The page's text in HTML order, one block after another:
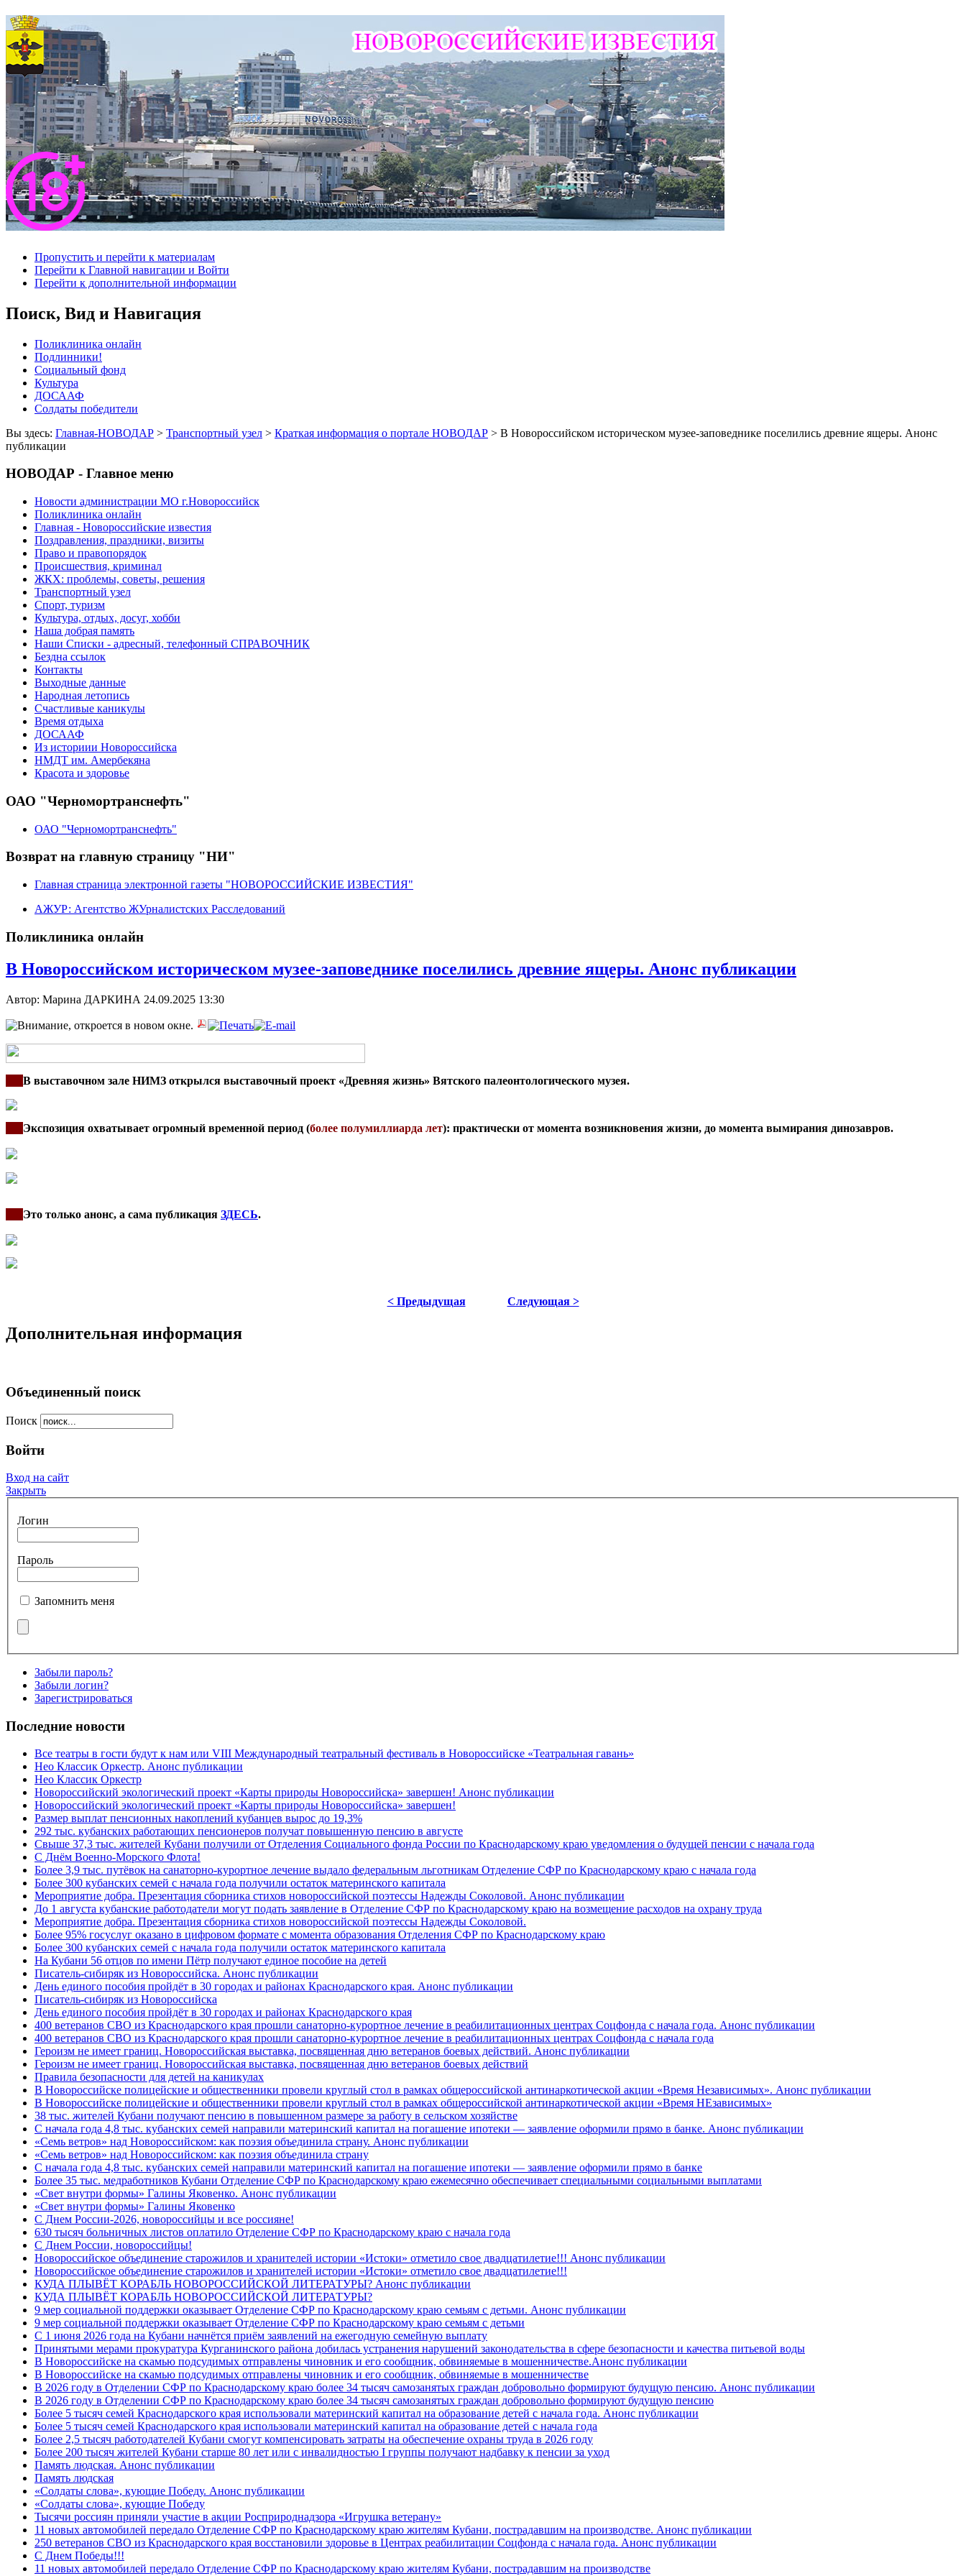
Пропустить и перейти к материалам
Перейти к Главной навигации и Войти
Перейти к дополнительной информации
Поиск, Вид и Навигация
Поликлиника онлайн
Подлинники!
Социальный фонд
Культура
ДОСААФ
Солдаты победители
Вы здесь: Главная-НОВОДАР > Транспортный узел > Краткая информация о портале НОВОДАР > В Новороссийском историческом музее-заповеднике поселились древние ящеры. Анонс
публикации
НОВОДАР - Главное меню
Новости администрации МО г.Новороссийск
Поликлиника онлайн
Главная - Новороссийские известия
Поздравления, праздники, визиты
Право и правопорядок
Происшествия, криминал
ЖКХ: проблемы, советы, решения
Транспортный узел
Спорт, туризм
Культура, отдых, досуг, хобби
Наша добрая память
Наши Списки - адресный, телефонный СПРАВОЧНИК
Бездна ссылок
Контакты
Выходные данные
Народная летопись
Счастливые каникулы
Время отдыха
ДОСААФ
Из историии Новороссийска
НМДТ им. Амербекяна
Красота и здоровье
ОАО "Черномортранснефть"
ОАО "Черномортранснефть"
Возврат на главную страницу "НИ"
Главная страница электронной газеты "НОВОРОССИЙСКИЕ ИЗВЕСТИЯ"
АЖУР: Агентство ЖУрналистских Расследований
Поликлиника онлайн
В Новороссийском историческом музее-заповеднике поселились древние ящеры. Анонс публикации
Автор: Марина ДАРКИНА 24.09.2025 13:30
В выставочном зале НИМЗ открылся выставочный проект «Древняя жизнь» Вятского палеонтологического музея.
Экспозиция охватывает огромный временной период (более полумиллиарда лет): практически от момента возникновения жизни, до момента вымирания динозавров.
Это только анонс, а сама публикация ЗДЕСЬ.
< Предыдущая Следующая >
Дополнительная информация
Объединенный поиск
Поиск
Войти
Вход на сайт
Закрыть
Логин
Пароль
Запомнить меня
Забыли пароль?
Забыли логин?
Зарегистрироваться
Последние новости
Все театры в гости будут к нам или VIII Международный театральный фестиваль в Новороссийске «Театральная гавань»
Нео Классик Оркестр. Анонс публикации
Нео Классик Оркестр
Новороссийский экологический проект «Карты природы Новороссийска» завершен! Анонс публикации
Новороссийский экологический проект «Карты природы Новороссийска» завершен!
Размер выплат пенсионных накоплений кубанцев вырос до 19,3%
292 тыс. кубанских работающих пенсионеров получат повышенную пенсию в августе
Свыше 37,3 тыс. жителей Кубани получили от Отделения Социального фонда России по Краснодарскому краю уведомления о будущей пенсии с начала года
C Днём Военно-Морского Флота!
Более 3,9 тыс. путёвок на санаторно-курортное лечение выдало федеральным льготникам Отделение СФР по Краснодарскому краю с начала года
Более 300 кубанских семей с начала года получили остаток материнского капитала
Мероприятие добра. Презентация сборника стихов новороссийской поэтессы Надежды Соколовой. Анонс публикации
До 1 августа кубанские работодатели могут подать заявление в Отделение СФР по Краснодарскому краю на возмещение расходов на охрану труда
Мероприятие добра. Презентация сборника стихов новороссийской поэтессы Надежды Соколовой.
Более 95% госуслуг оказано в цифровом формате с момента образования Отделения СФР по Краснодарскому краю
Более 300 кубанских семей с начала года получили остаток материнского капитала
На Кубани 56 отцов по имени Пётр получают единое пособие на детей
Писатель-сибиряк из Новороссийска. Анонс публикации
День единого пособия пройдёт в 30 городах и районах Краснодарского края. Анонс публикации
Писатель-сибиряк из Новороссийска
День единого пособия пройдёт в 30 городах и районах Краснодарского края
400 ветеранов СВО из Краснодарского края прошли санаторно-курортное лечение в реабилитационных центрах Соцфонда с начала года. Анонс публикации
400 ветеранов СВО из Краснодарского края прошли санаторно-курортное лечение в реабилитационных центрах Соцфонда с начала года
Героизм не имеет границ. Новороссийская выставка, посвященная дню ветеранов боевых действий. Анонс публикации
Героизм не имеет границ. Новороссийская выставка, посвященная дню ветеранов боевых действий
Правила безопасности для детей на каникулах
В Новороссийске полицейские и общественники провели круглый стол в рамках общероссийской антинаркотической акции «Время Независимых». Анонс публикации
В Новороссийске полицейские и общественники провели круглый стол в рамках общероссийской антинаркотической акции «Время НЕзависимых»
38 тыс. жителей Кубани получают пенсию в повышенном размере за работу в сельском хозяйстве
С начала года 4,8 тыс. кубанских семей направили материнский капитал на погашение ипотеки — заявление оформили прямо в банке. Анонс публикации
«Семь ветров» над Новороссийском: как поэзия объединила страну. Анонс публикации
«Семь ветров» над Новороссийском: как поэзия объединила страну
С начала года 4,8 тыс. кубанских семей направили материнский капитал на погашение ипотеки — заявление оформили прямо в банке
Более 35 тыс. медработников Кубани Отделение СФР по Краснодарскому краю ежемесячно обеспечивает специальными социальными выплатами
«Свет внутри формы» Галины Яковенко. Анонс публикации
«Свет внутри формы» Галины Яковенко
C Днем России-2026, новороссийцы и все россияне!
630 тысяч больничных листов оплатило Отделение СФР по Краснодарскому краю с начала года
C Днем России, новороссийцы!
Новороссийское объединение старожилов и хранителей истории «Истоки» отметило свое двадцатилетие!!! Анонс публикации
Новороссийское объединение старожилов и хранителей истории «Истоки» отметило свое двадцатилетие!!!
КУДА ПЛЫВЁТ КОРАБЛЬ НОВОРОССИЙСКОЙ ЛИТЕРАТУРЫ? Анонс публикации
КУДА ПЛЫВЁТ КОРАБЛЬ НОВОРОССИЙСКОЙ ЛИТЕРАТУРЫ?
9 мер социальной поддержки оказывает Отделение СФР по Краснодарскому краю семьям с детьми. Анонс публикации
9 мер социальной поддержки оказывает Отделение СФР по Краснодарскому краю семьям с детьми
С 1 июня 2026 года на Кубани начнётся приём заявлений на ежегодную семейную выплату
Принятыми мерами прокуратура Курганинского района добилась устранения нарушений законодательства в сфере безопасности и качества питьевой воды
В Новороссийске на скамью подсудимых отправлены чиновник и его сообщник, обвиняемые в мошенничестве.Анонс публикации
В Новороссийске на скамью подсудимых отправлены чиновник и его сообщник, обвиняемые в мошенничестве
В 2026 году в Отделении СФР по Краснодарскому краю более 34 тысяч самозанятых граждан добровольно формируют будущую пенсию. Анонс публикации
В 2026 году в Отделении СФР по Краснодарскому краю более 34 тысяч самозанятых граждан добровольно формируют будущую пенсию
Более 5 тысяч семей Краснодарского края использовали материнский капитал на образование детей с начала года. Анонс публикации
Более 5 тысяч семей Краснодарского края использовали материнский капитал на образование детей с начала года
Более 2,5 тысяч работодателей Кубани смогут компенсировать затраты на обеспечение охраны труда в 2026 году
Более 200 тысяч жителей Кубани старше 80 лет или с инвалидностью I группы получают надбавку к пенсии за уход
Память людская. Анонс публикации
Память людская
«Солдаты слова», кующие Победу. Анонс публикации
«Солдаты слова», кующие Победу
Тысячи россиян приняли участие в акции Росприроднадзора «Игрушка ветерану»
11 новых автомобилей передало Отделение СФР по Краснодарскому краю жителям Кубани, пострадавшим на производстве. Анонс публикации
250 ветеранов СВО из Краснодарского края восстановили здоровье в Центрах реабилитации Соцфонда с начала года. Анонс публикации
С Днем Победы!!!
11 новых автомобилей передало Отделение СФР по Краснодарскому краю жителям Кубани, пострадавшим на производстве